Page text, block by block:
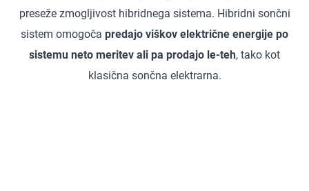
preseže zmogljivost hibridnega sistema. Hibridni sončni
sistem omogoča predajo viškov električne energije po
sistemu neto meritev ali pa prodajo le-teh, tako kot
klasična sončna elektrarna.